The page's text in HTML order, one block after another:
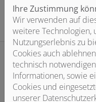
Ihre Zustimmung
Wir verwenden auf
weitere Technologien,
Nutzungserlebnis zu
Cookies auch
technisch
Informationen, sowie
Cookies und
unserer